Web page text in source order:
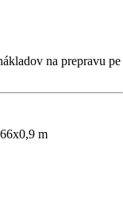
na prepravu pe
m